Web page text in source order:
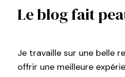
Le blog fait
Je travaille sur une belle
offrir une meilleure